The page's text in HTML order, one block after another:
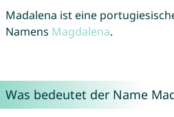
Madalena ist eine
Namens Magdalena.
Was bedeutet der Name